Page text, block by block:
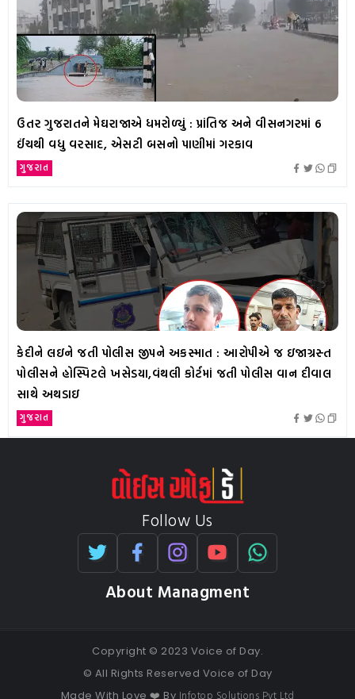
ઉતર ગુજરાતને મેઘરાજાએ ધમરોળ્યું : પ્રાંતિજ અને વીસનગરમાં 6
ઈંચથી વધુ વરસાદ, એસટી બસનો પાણીમાં ગરકાવ
ગુજરાત
કેદીને લઇને જતી પોલીસ જીપને અકસ્માત : આરોપીએ જ ઇજાગ્રસ્ત
પોલીસને હોસ્પિટલે ખસેડયા,વંથલી કોર્ટમાં જતી પોલીસ વાન દીવાલ
સાથે અથડાઇ
ગુજરાત
Follow Us
About Managment
Copyright © 2023 Voice of Day.
© All Rights Reserved Voice of Day
Made With Love ❤️ By Infotop Solutions Pvt Ltd